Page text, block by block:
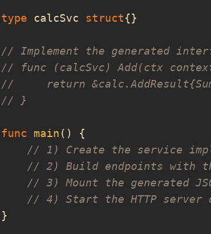
type calcSvc struct
// Implement the generated
// func (calcSvc) Add(ctx
//     return
// }
func main
// 1) Create the service
// 2) Build endpoints with
// 3) Mount the generated
// 4) Start the HTTP server